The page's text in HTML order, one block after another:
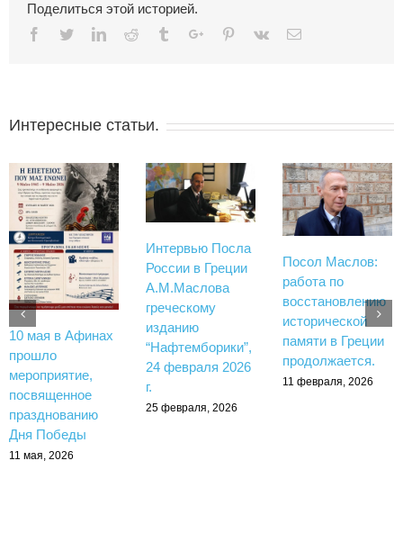
Поделиться этой историей.
Facebook
TwitterLinkedinReddit TumblrGoogle+Pinterest
Vk Email
Интересные статьи.
10 мая в Афинах
прошло
мероприятие,
посвященное
празднованию
Дня Победы
11 мая, 2026
Интервью Посла
России в Греции
А.М.Маслова
греческому
изданию
“Нафтемборики”,
24 февраля 2026
г.
25 февраля, 2026
Посол Маслов:
работа по
восстановлению
исторической
памяти в Греции
продолжается.
11 февраля, 2026